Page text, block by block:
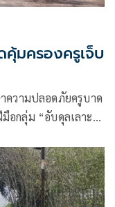
คุ้มครองครูเจ็บ
วามปลอดภัยครูบาด